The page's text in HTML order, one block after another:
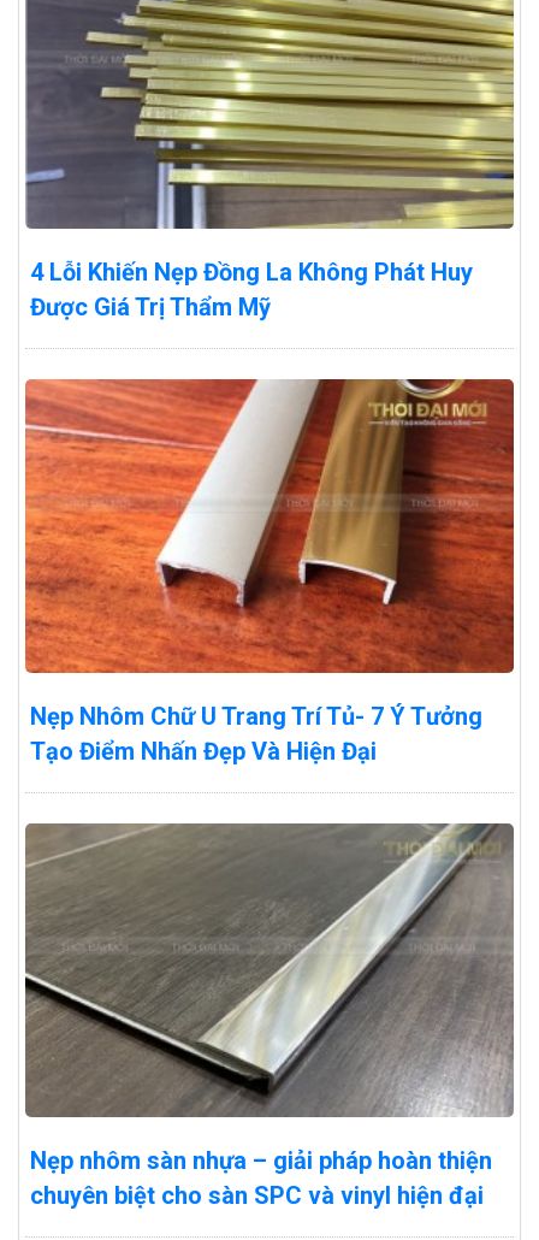
4 Lỗi Khiến Nẹp Đồng La Không Phát Huy
Được Giá Trị Thẩm Mỹ
Nẹp Nhôm Chữ U Trang Trí Tủ- 7 Ý Tưởng
Tạo Điểm Nhấn Đẹp Và Hiện Đại
Nẹp nhôm sàn nhựa – giải pháp hoàn thiện
chuyên biệt cho sàn SPC và vinyl hiện đại